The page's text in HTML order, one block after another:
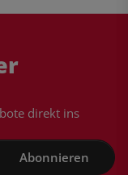
direkt ins
Abonnieren